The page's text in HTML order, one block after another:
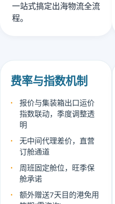
一站式搞定出海物流全流
程。
费率与指数机制
报价与集装箱出口运价
指数联动，季度调整透
明
无中间代理差价，直营
订舱通道
周班固定舱位，旺季保
舱承诺
额外赠送7天目的港免用